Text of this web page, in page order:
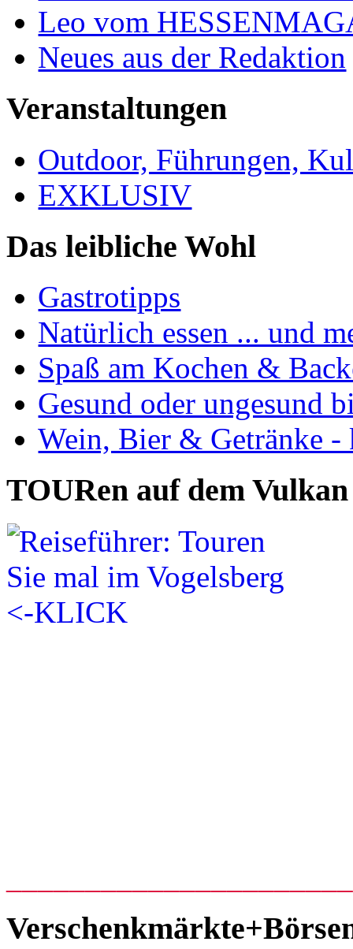
Leo vom
Neues aus der Redaktion
Veranstaltungen
Outdoor, Führungen,
EXKLUSIV
Das leibliche Wohl
Gastrotipps
Natürlich essen ... und
Spaß am Kochen &
Gesund oder ungesund
Wein, Bier & Getränke -
TOURen auf dem Vulkan